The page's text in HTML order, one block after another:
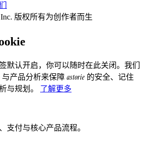
版权所有为创作者而生
默认开启，你可以随时在此关闭。我们
与产品分析来保障 astorie 的安全、记住
与规划。
了解更多
支付与核心产品流程。